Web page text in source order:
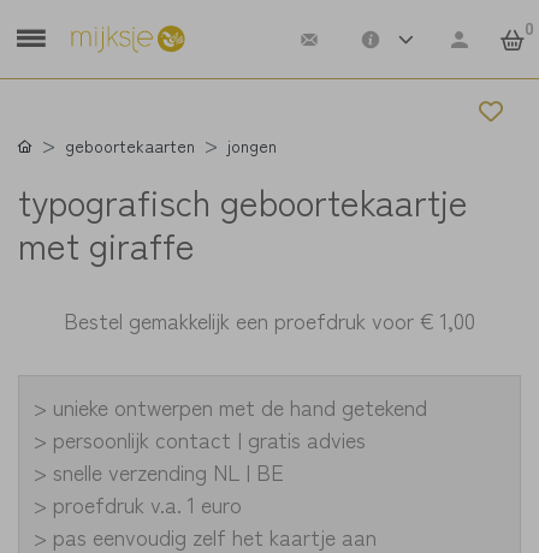
0
geboortekaarten jongen
typografisch geboortekaartje
met giraffe
Bestel gemakkelijk een proefdruk voor€ 1,00
> unieke ontwerpen met de hand getekend
> persoonlijk contact | gratis advies
> snelle verzending NL | BE
> proefdruk v.a. 1 euro
> pas eenvoudig zelf het kaartje aan